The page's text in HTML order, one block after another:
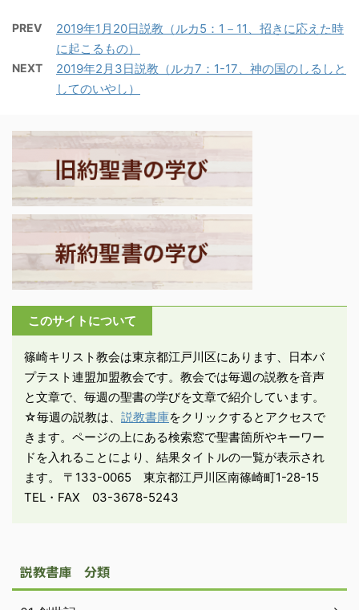
開けて下さった、その良
い業を喜ばないのか。あ
なたがたが思うのは自分
のことばかりであり、託
された羊のことではな
飼いではない」として、
この喩えが語られてい
る。羊は民衆、羊泥棒は
ファリサイ人、良い羊 ...
し、古代オリエントの時
ンドロスは、わずか12年
間でペルシア帝国の支配
で遠征して征服して、一
大帝国を建設したが、
323年に32歳で病死し
上に流せ ・コヘレト
11：1は同書で最も知られ
ている言葉の一つであろ
う「あなたのパンを水の
来の中で今できる善を為
せ、その報いを楽しみに
待て、慈善とは楽しみに
投資することなのである
と。 －コヘレト11:1「あ
なたのパンを水に浮かべ
て流すがよい。月日がた
ってから、それを見いだ
すだろう」。 ・善は報わ
れる。今直ちに報われる
かどうかを考えずに、為
すべきことを為せ。古代
エジプトにも同じような
教えが残されている。当
時流行していた教訓 ...
PREV
2019年1月20日説教（ルカ5：1－11、招きに応えた時
に起こるもの）
NEXT
2019年2月3日説教（ルカ7：1-17、神の国のしるしと
してのいやし）
このサイトについて
篠崎キリスト教会は東京都江戸川区にあります、日本バ
プテスト連盟加盟教会です。教会では毎週の説教を音声
と文章で、毎週の聖書の学びを文章で紹介しています。
☆毎週の説教は、 説教書庫をクリックするとアクセスで
きます。ページの上にある検索窓で聖書箇所やキーワー
ドを入れることにより、結果タイトルの一覧が表示され
ます。 〒133-0065 東京都江戸川区南篠崎町1-28-15
TEL・FAX 03-3678-5243
説教書庫 分類